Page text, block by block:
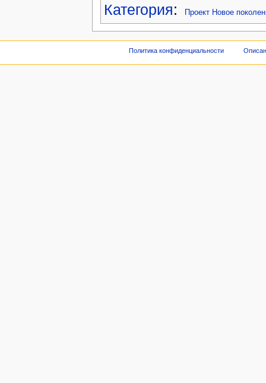
Категория: Проект Новое
Политика конфиденциальности